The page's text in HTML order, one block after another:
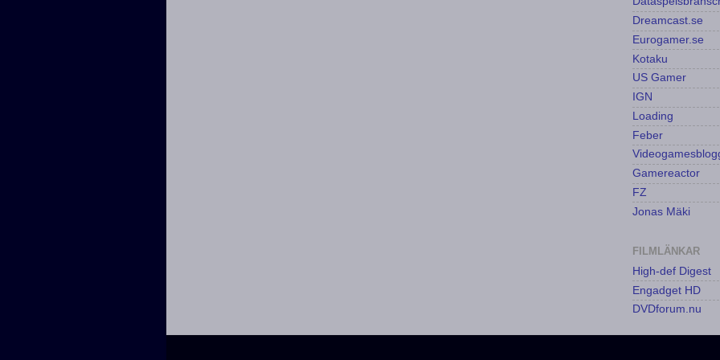
Dreamcast.se
Eurogamer.se
Kotaku
US Gamer
IGN
Loading
Feber
Gamereactor
FZ
Jonas Mäki
FILMLÄNKAR
High-def Digest
Engadget HD
DVDforum.nu